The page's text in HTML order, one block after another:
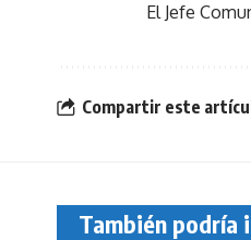
El Jefe
Compartir este
También podría